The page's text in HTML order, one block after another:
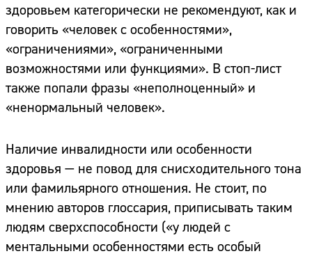
здоровьем категорически не рекомендуют, как и
говорить «человек с особенностями»,
«ограничениями», «ограниченными
возможностями или функциями». В стоп-лист
также попали фразы «неполноценный» и
«ненормальный человек».
Наличие инвалидности или особенности
здоровья — не повод для снисходительного тона
или фамильярного отношения. Не стоит, по
мнению авторов глоссария, приписывать таким
людям сверхспособности («у людей с
ментальными особенностями есть особый